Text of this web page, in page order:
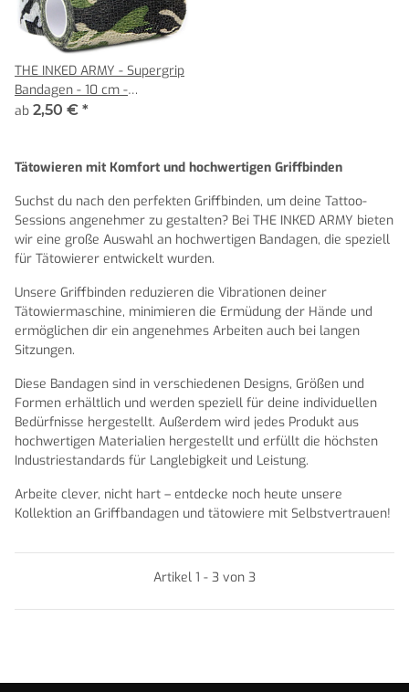
THE INKED ARMY - Supergrip
Bandagen - 10 cm -
verschiedene
ab 2,50 € *
Tätowieren mit Komfort und hochwertigen Griffbinden
Suchst du nach den perfekten Griffbinden, um deine Tattoo-
Sessions angenehmer zu gestalten? Bei THE INKED ARMY bieten
wir eine große Auswahl an hochwertigen Bandagen, die speziell
für Tätowierer entwickelt wurden.
Unsere Griffbinden reduzieren die Vibrationen deiner
Tätowiermaschine, minimieren die Ermüdung der Hände und
ermöglichen dir ein angenehmes Arbeiten auch bei langen
Sitzungen.
Diese Bandagen sind in verschiedenen Designs, Größen und
Formen erhältlich und werden speziell für deine individuellen
Bedürfnisse hergestellt. Außerdem wird jedes Produkt aus
hochwertigen Materialien hergestellt und erfüllt die höchsten
Industriestandards für Langlebigkeit und Leistung.
Arbeite clever, nicht hart – entdecke noch heute unsere
Kollektion an Griffbandagen und tätowiere mit Selbstvertrauen!
Artikel 1 - 3 von 3